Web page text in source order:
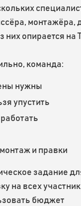
монтажёра,
опирается на
команда:
нужны
упустить
и правки
задание
на всех
бюджет